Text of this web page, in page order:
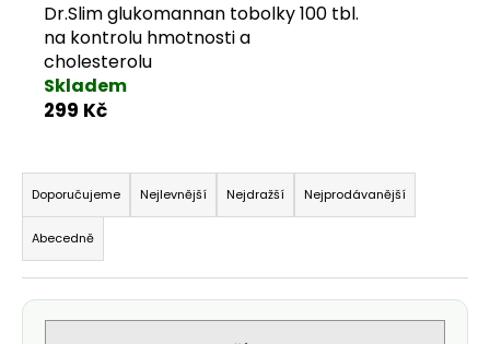
Dr.Slim glukomannan tobolky 100 tbl.
na kontrolu hmotnosti a
cholesterolu
Skladem
299 Kč
Řazení produktů
Doporučujeme Nejlevnější Nejdražší Nejprodávanější
Abecedně